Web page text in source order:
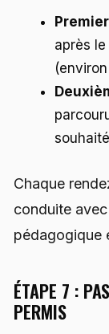
après
Chaque
conduite
pédagogique
ÉTAPE 7 :
PERMIS